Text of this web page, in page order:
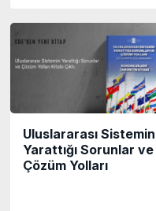
Uluslararası Sistemin
Yarattığı Sorunlar ve
Çözüm Yolları